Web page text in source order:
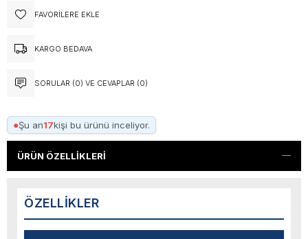
FAVORILERE EKLE
KARGO BEDAVA
SORULAR (0) VE CEVAPLAR (0)
●Şu an17kişi bu ürünü inceliyor.
ÜRÜN ÖZELLIKLERI
ÖZELLIKLER